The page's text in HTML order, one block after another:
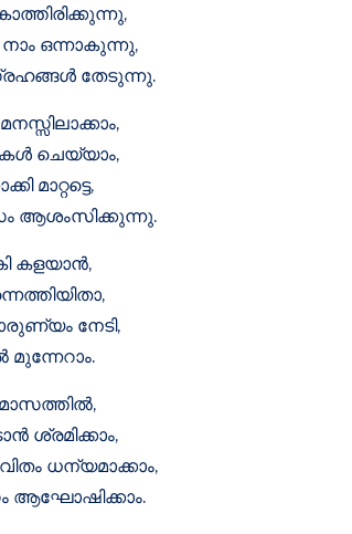
ഒന്നാകുന്നു,
തേടുന്നു.
ചെയ്യാം,
മാറ്റട്ടെ,
ആശംസിക്കുന്നു.
കളയാൻ,
നേടി,
ശ്രമിക്കാം,
ധന്യമാക്കാം,
ആഘോഷിക്കാം.